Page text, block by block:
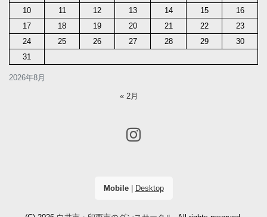
2026年8月
10
11 12 13 14 15
16
17
18 19 20 21 22
23
24
25 26 27 28 29
30
31
« 2月
Mobile| Desktop